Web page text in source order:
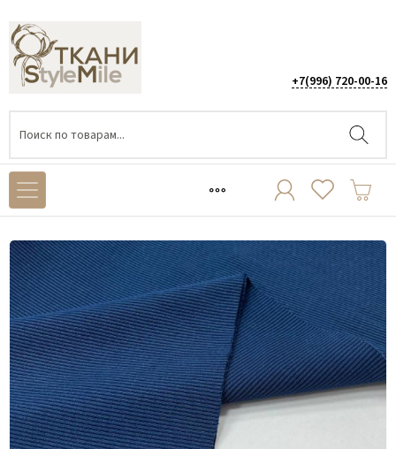
+7(996) 720-00-16
Каталог Кашкорсе Индиго КЕ023